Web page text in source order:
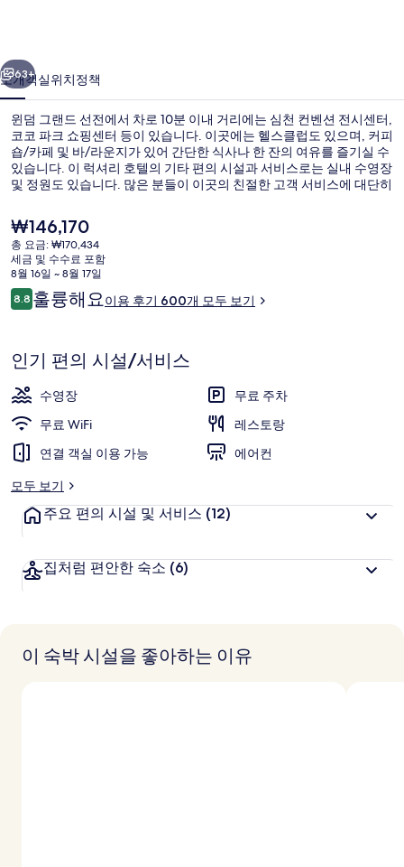
의
사
진
갤
러
리
63+
소개객실위치정책
윈덤 그랜드 선전에서 차로 10분 이내 거리에는 심천 컨벤션 전시센터,
코코 파크 쇼핑센터 등이 있습니다. 이곳에는 헬스클럽도 있으며, 커피
숍/카페 및 바/라운지가 있어 간단한 식사나 한 잔의 여유를 즐기실 수
있습니다. 이 럭셔리 호텔의 기타 편의 시설과 서비스로는 실내 수영장
및 정원도 있습니다. 많은 분들이 이곳의 친절한 고객 서비스에 대단히
시아 북역의 경우 11분만 걸으면 갈 수 있고 강시아 역도 13분 거리에 있
어요.
현
재
가
격
은
₩146,170
₩146,170
총 요금: ₩170,434
세금 및 수수료 포함
8월 16일 ~ 8월 17일
이
용
기
8.810점 만점 중 8.8점.
훌륭해요이용 후기 600개 모두 보기
인기 편의 시설/서비스
수영장
무료 주차
무료 WiFi
레스토랑
연결 객실 이용 가능
에어컨
모두 보기
주요 편의 시설 및 서비스 (12)
집처럼 편안한 숙소 (6)
이 숙박 시설을 좋아하는 이유